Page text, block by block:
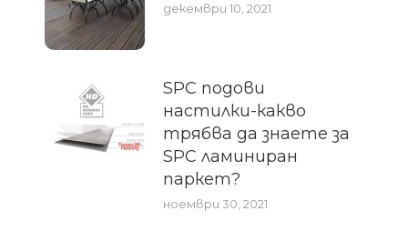
декември 10, 2021
SPC подови
настилки-какво
трябва да знаете за
SPC ламиниран
паркет?
ноември 30, 2021